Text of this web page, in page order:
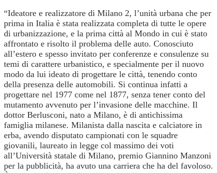
“Ideatore e realizzatore di Milano 2, l’unità urbana che per
prima in Italia è stata realizzata completa di tutte le opere
di urbanizzazione, e la prima città al Mondo in cui è stato
affrontato e risolto il problema delle auto. Conosciuto
all’estero e spesso invitato per conferenze e consulenze su
temi di carattere urbanistico, e specialmente per il nuovo
modo da lui ideato di progettare le città, tenendo conto
della presenza delle automobili. Si continua infatti a
progettare nel 1977 come nel 1877, senza tener conto del
mutamento avvenuto per l’invasione delle macchine. Il
dottor Berlusconi, nato a Milano, è di antichissima
famiglia milanese. Milanista dalla nascita e calciatore in
erba, avendo disputato campionati con le squadre
giovanili, laureato in legge col massimo dei voti
all’Università statale di Milano, premio Giannino Manzoni
per la pubblicità, ha avuto una carriera che ha del favoloso.